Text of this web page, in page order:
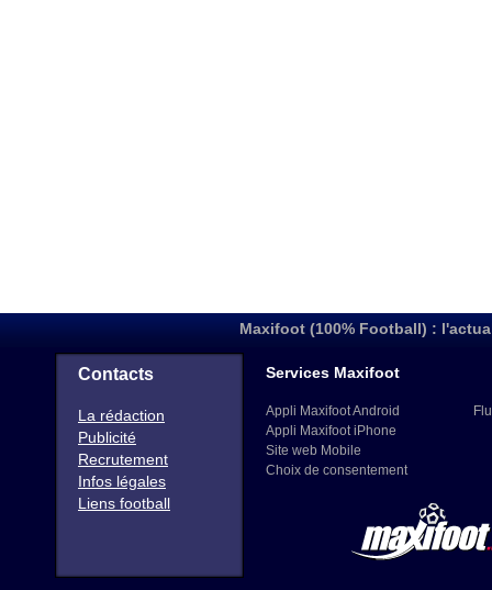
Maxifoot (100% Football) :
Contacts
La rédaction
Publicité
Recrutement
Infos légales
Liens football
Services Maxifoot
Appli Maxifoot Android
Appli Maxifoot iPhone
Site web Mobile
Choix de consentement